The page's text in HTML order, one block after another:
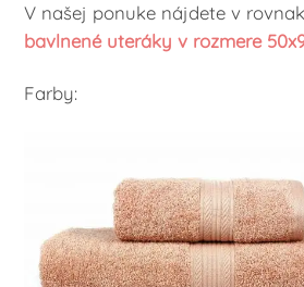
V našej ponuke nájdete v
bavlnené uteráky v rozmere
Farby: